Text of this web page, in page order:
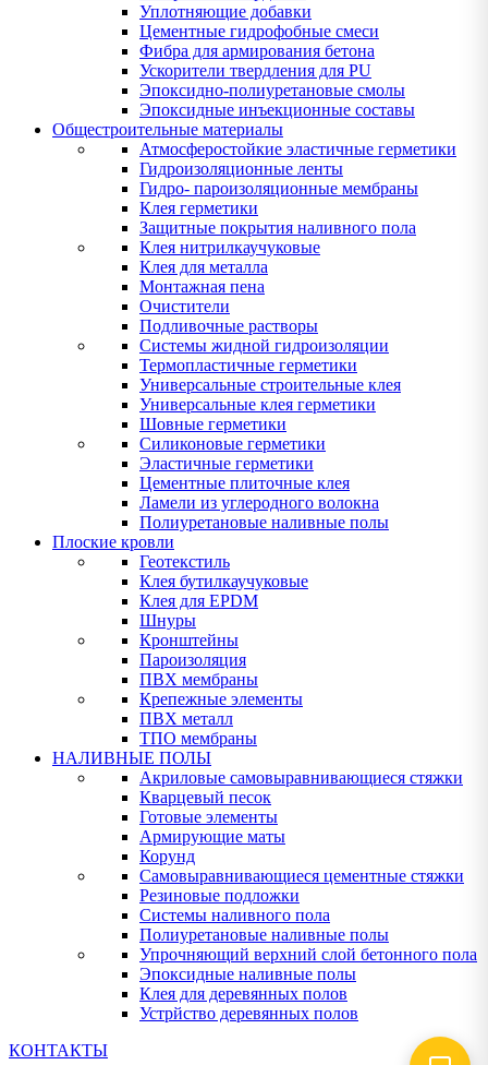
Уплотняющие добавки
Цементные гидрофобные смеси
Фибра для армирования бетона
Ускорители твердления для PU
Эпоксидно-полиуретановые смолы
Эпоксидные инъекционные составы
Общестроительные материалы
Атмосферостойкие эластичные герметики
Гидроизоляционные ленты
Гидро- пароизоляционные мембраны
Клея герметики
Защитные покрытия наливного пола
Клея нитрилкаучуковые
Клея для металла
Монтажная пена
Очистители
Подливочные растворы
Системы жидной гидроизоляции
Термопластичные герметики
Универсальные строительные клея
Универсальные клея герметики
Шовные герметики
Силиконовые герметики
Эластичные герметики
Цементные плиточные клея
Ламели из углеродного волокна
Полиуретановые наливные полы
Плоские кровли
Геотекстиль
Клея бутилкаучуковые
Клея для EPDM
Шнуры
Кронштейны
Пароизоляция
ПВХ мембраны
Крепежные элементы
ПВХ металл
ТПО мембраны
НАЛИВНЫЕ ПОЛЫ
Акриловые самовыравнивающиеся стяжки
Кварцевый песок
Готовые элементы
Армирующие маты
Корунд
Самовыравнивающиеся цементные стяжки
Резиновые подложки
Системы наливного пола
Полиуретановые наливные полы
Упрочняющий верхний слой бетонного пола
Эпоксидные наливные полы
Клея для деревянных полов
Устрйство деревянных полов
КОНТАКТЫ